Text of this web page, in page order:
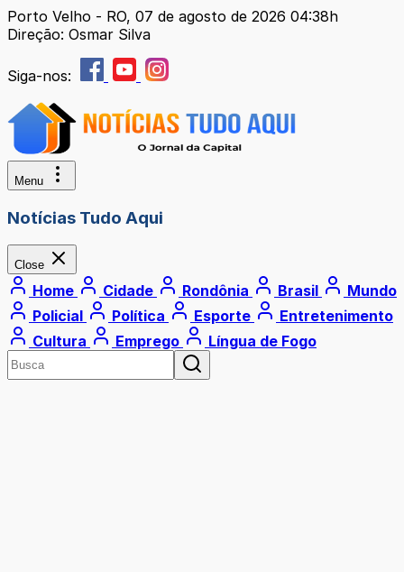
Porto Velho - RO, 07 de agosto de 2026 04:38h
Direção: Osmar Silva
Siga-nos:
Menu
Notícias Tudo Aqui
Close
Home Cidade Rondônia Brasil
Mundo
Policial
Política Esporte
Entretenimento
Cultura
Emprego Língua de Fogo